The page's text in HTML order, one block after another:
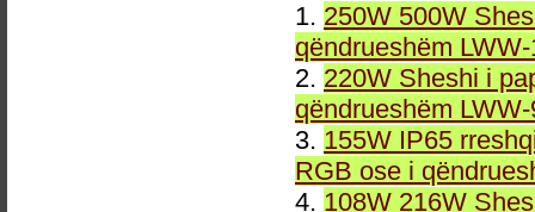
1. 250W 500W
qëndrueshëm
2. 220W Sheshi i
qëndrueshëm
3. 155W IP65
RGB ose i
4. 108W 216W